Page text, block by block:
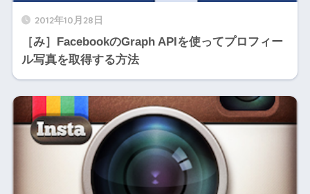
2012年10月28日
［み］FacebookのGraph APIを使ってプロフィー
ル写真を取得する方法